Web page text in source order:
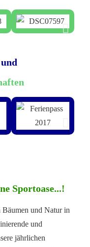
Sportoase...!
Bäumen und Natur in
und
jährlichen